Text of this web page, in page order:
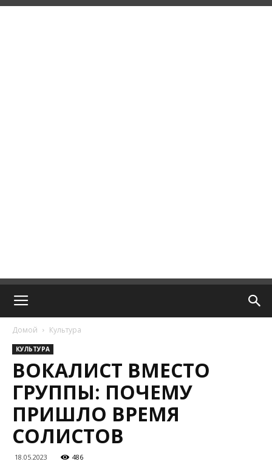
Домой Культура
КУЛЬТУРА
ВОКАЛИСТ ВМЕСТО
ГРУППЫ: ПОЧЕМУ
ПРИШЛО ВРЕМЯ
СОЛИСТОВ
18.05.2023 486